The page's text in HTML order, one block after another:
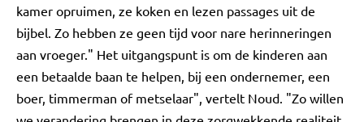
kamer opruimen, ze koken en lezen passages uit de
bijbel. Zo hebben ze geen tijd voor nare herinneringen
aan vroeger." Het uitgangspunt is om de kinderen aan
een betaalde baan te helpen, bij een ondernemer, een
boer, timmerman of metselaar", vertelt Noud. "Zo willen